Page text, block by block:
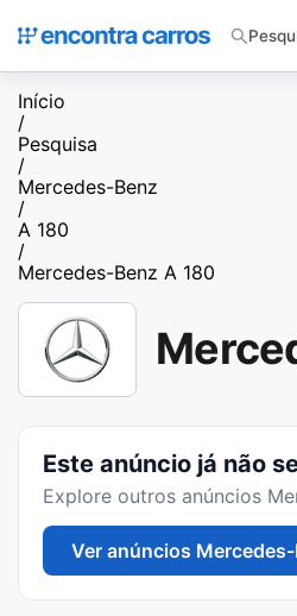
Início
/
Pesquisa
/
Mercedes-Benz
/
A 180
/
Mercedes-Benz A 180
Este anúncio já não
Explore outros anúncios
Ver anúncios